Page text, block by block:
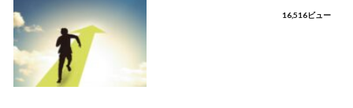
16,516ビュー